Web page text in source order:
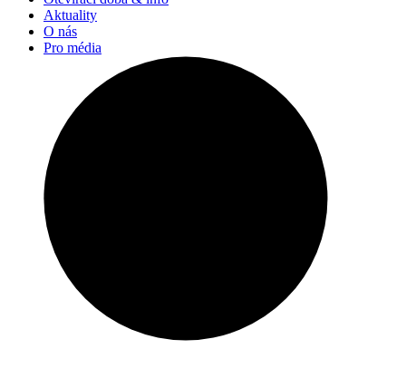
Aktuality
O nás
Pro média